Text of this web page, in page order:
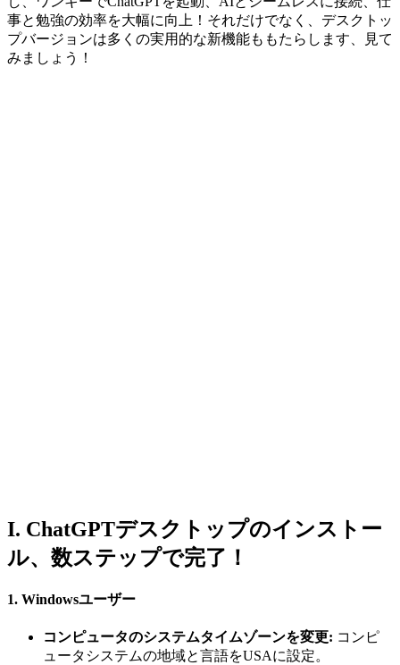
事と勉強の効率を大幅に向上！それだけでなく、デスクトッ
プバージョンは多くの実用的な新機能ももたらします、見て
みましょう！
I. ChatGPTデスクトップのインストー
ル、数ステップで完了！
1. Windowsユーザー
コンピュータのシステムタイムゾーンを変更: コンピ
ュータシステムの地域と言語をUSAに設定。